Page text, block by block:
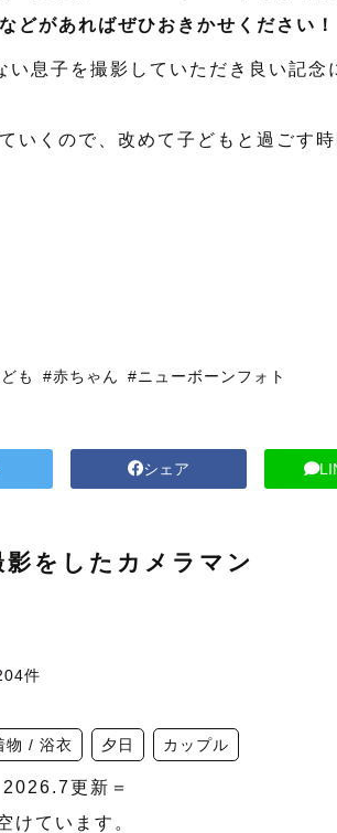
どがあればぜひおきかせください！
息子を撮影していただき良い記念
いくので、改めて子どもと過ごす
も #赤ちゃん
#ニューボーンフォト
シェア
影をしたカメラマン
件
物 / 浴衣 夕日 カップル
更新＝
けています。